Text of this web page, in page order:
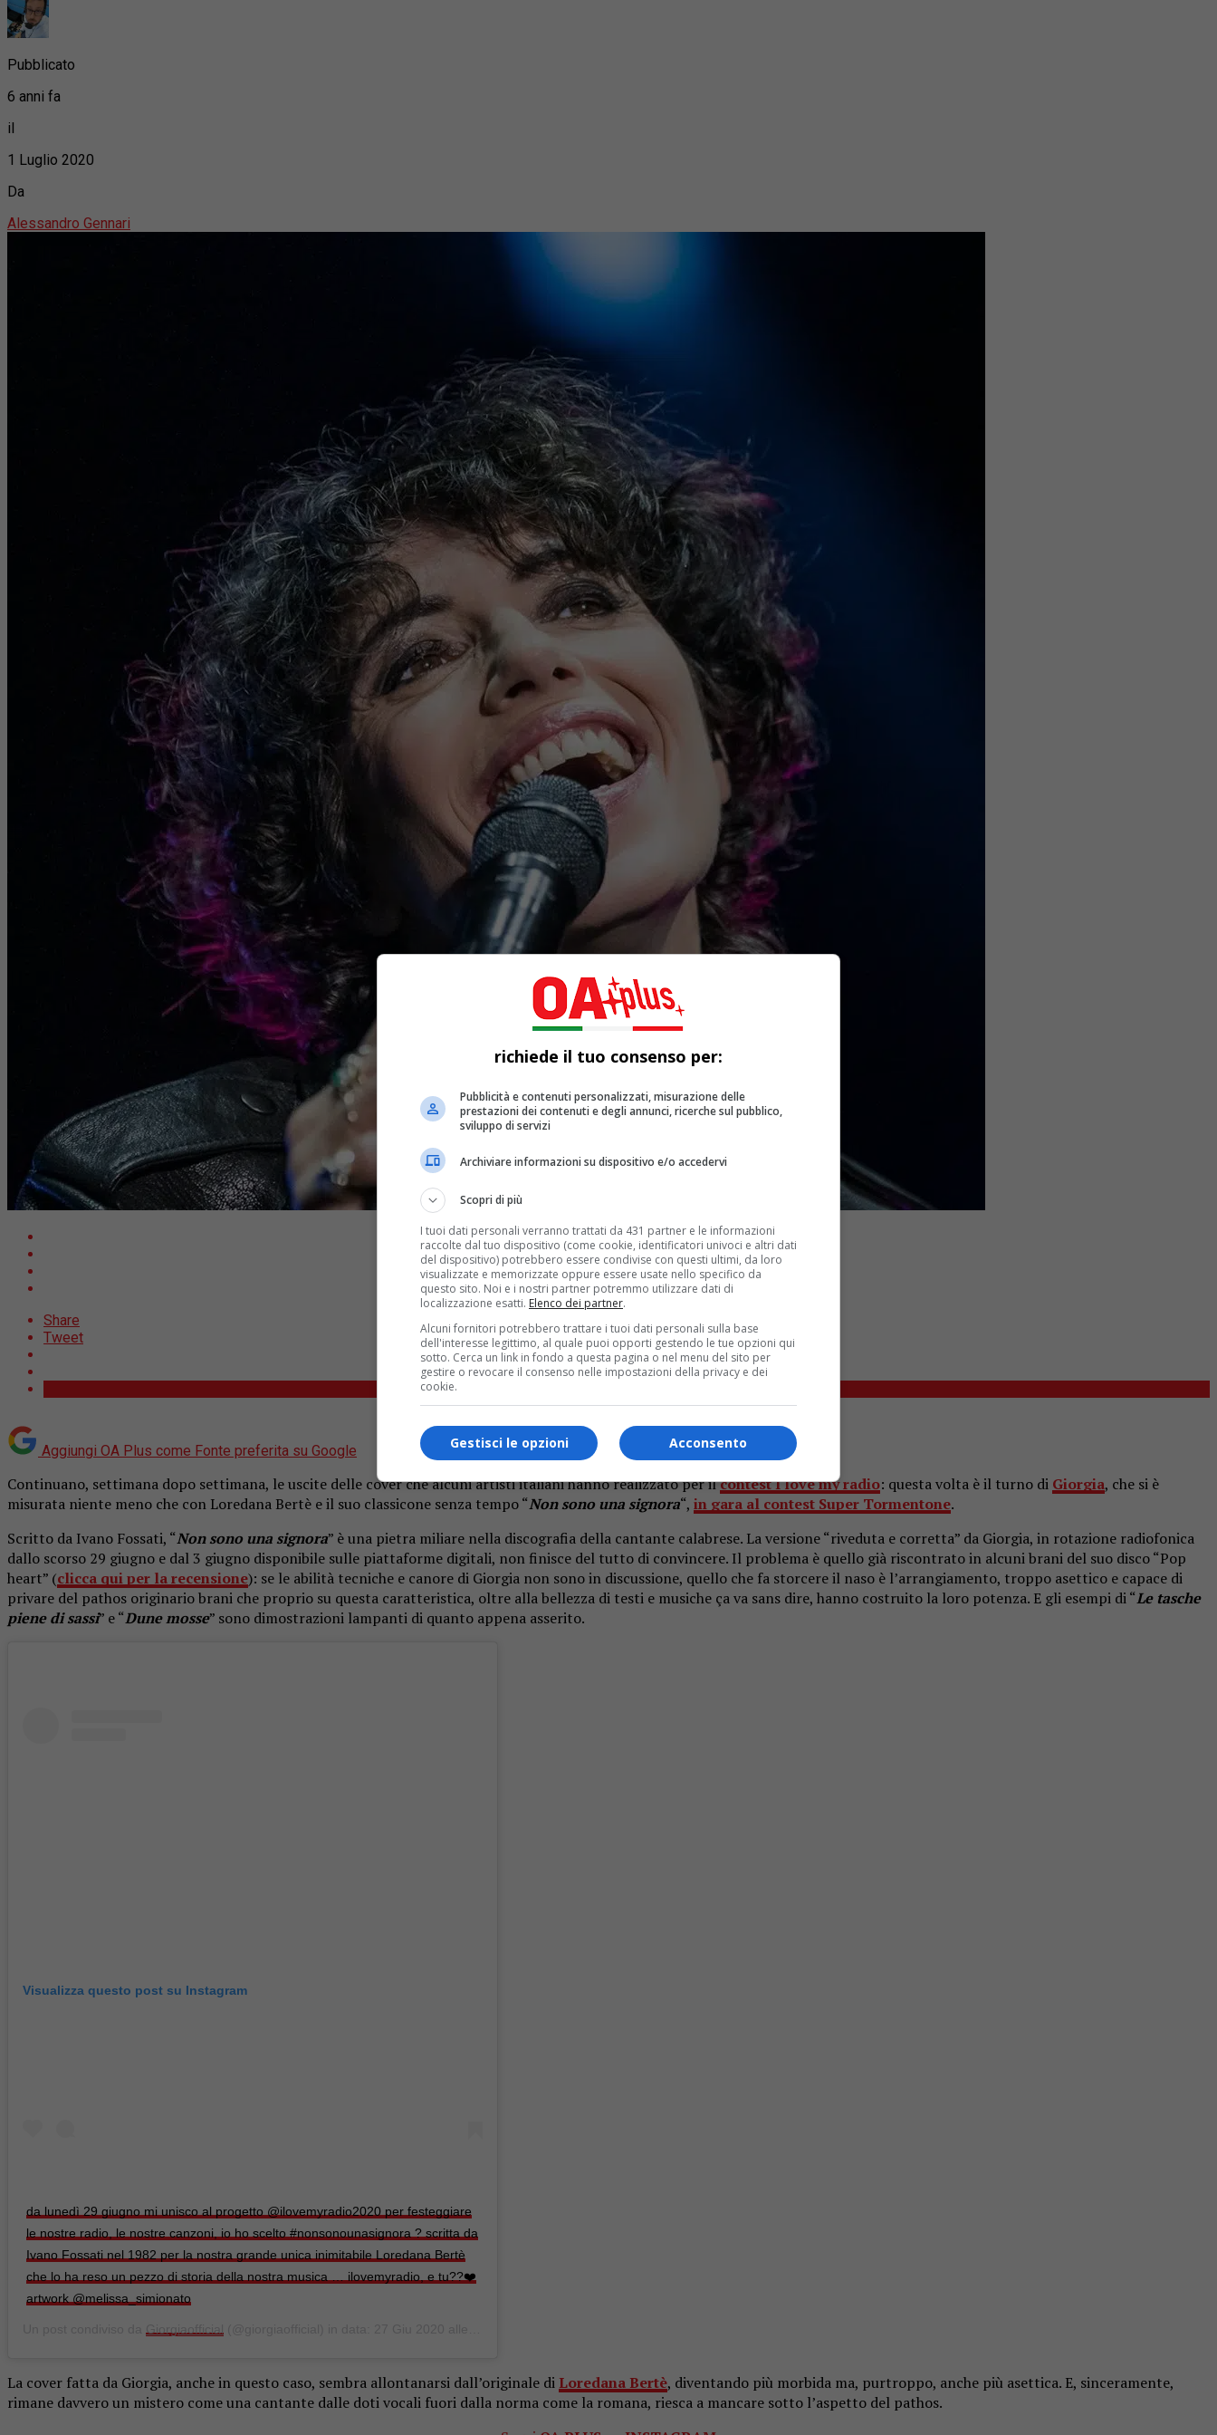
Pubblicato
6 anni fa
il
1 Luglio 2020
Da
Alessandro Gennari
Share
Tweet
Aggiungi OA Plus come Fonte preferita su Google
Continuano, settimana dopo settimana, le uscite delle cover che alcuni artisti italiani hanno realizzato per ilcontest I love my radio: questa volta è il turno di Giorgia, che si è
misurata niente meno che con Loredana Bertè e il suo classicone senza tempo “Non sono una signora“, in gara al contest Super Tormentone.
Scritto da Ivano Fossati, “Non sono una signora” è una pietra miliare nella discografia della cantante calabrese. La versione “riveduta e corretta” da Giorgia, in rotazione radiofonica
dallo scorso 29 giugno e dal 3 giugno disponibile sulle piattaforme digitali, non finisce del tutto di convincere. Il problema è quello già riscontrato in alcuni brani del suo disco “Pop
heart” (clicca qui per la recensione): se le abilità tecniche e canore di Giorgia non sono in discussione, quello che fa storcere il naso è l’arrangiamento, troppo asettico e capace di
privare del pathos originario brani che proprio su questa caratteristica, oltre alla bellezza di testi e musiche ça va sans dire, hanno costruito la loro potenza. E gli esempi di “Le tasche
piene di sassi” e “Dune mosse” sono dimostrazioni lampanti di quanto appena asserito.
Visualizza questo post su Instagram
da lunedì 29 giugno mi unisco al progetto @ilovemyradio2020 per festeggiare
le nostre radio, le nostre canzoni, io ho scelto #nonsonounasignora ? scritta da
Ivano Fossati nel 1982 per la nostra grande unica inimitabile Loredana Bertè
che lo ha reso un pezzo di storia della nostra musica … ilovemyradio, e tu??❤️
artwork @melissa_simionato
La cover fatta da Giorgia, anche in questo caso, sembra allontanarsi dall’originale di Loredana Bertè, diventando più morbida ma, purtroppo, anche più asettica. E, sinceramente,
rimane davvero un mistero come una cantante dalle doti vocali fuori dalla norma come la romana, riesca a mancare sotto l’aspetto del pathos.
richiede il tuo consenso per:
Pubblicità e contenuti personalizzati, misurazione delle
prestazioni dei contenuti e degli annunci, ricerche sul pubblico,
sviluppo di servizi
Archiviare informazioni su dispositivo e/o accedervi
Scopri di più
I tuoi dati personali verranno trattati da 431 partner e le informazioni
raccolte dal tuo dispositivo (come cookie, identificatori univoci e altri dati
del dispositivo) potrebbero essere condivise con questi ultimi, da loro
visualizzate e memorizzate oppure essere usate nello specifico da
questo sito. Noi e i nostri partner potremmo utilizzare dati di
localizzazione esatti. Elenco dei partner.
Alcuni fornitori potrebbero trattare i tuoi dati personali sulla base
dell'interesse legittimo, al quale puoi opporti gestendo le tue opzioni qui
sotto. Cerca un link in fondo a questa pagina o nel menu del sito per
gestire o revocare il consenso nelle impostazioni della privacy e dei
cookie.
Acconsento
Gestisci le opzioni